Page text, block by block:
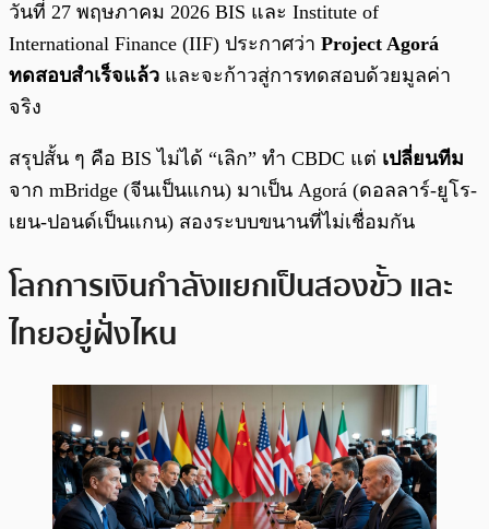
วันที่ 27 พฤษภาคม 2026 BIS และ Institute of
International Finance (IIF) ประกาศว่า Project Agorá
ทดสอบสำเร็จแล้ว และจะก้าวสู่การทดสอบด้วยมูลค่า
จริง
สรุปสั้น ๆ คือ BIS ไม่ได้ “เลิก” ทำ CBDC แต่ เปลี่ยนทีม
จาก mBridge (จีนเป็นแกน) มาเป็น Agorá (ดอลลาร์-ยูโร-
เยน-ปอนด์เป็นแกน) สองระบบขนานที่ไม่เชื่อมกัน
โลกการเงินกำลังแยกเป็นสองขั้ว และ
ไทยอยู่ฝั่งไหน